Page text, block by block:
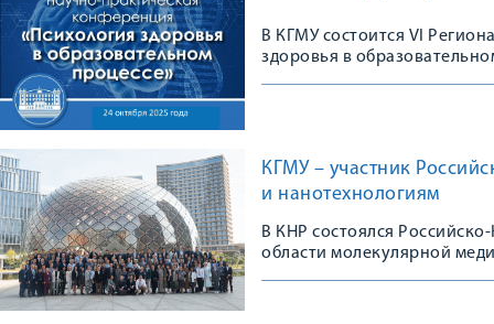
В КГМУ состоится VI
здоровья в
КГМУ – участник
и нанотехнологиям
В КНР состоялся
области молекулярной